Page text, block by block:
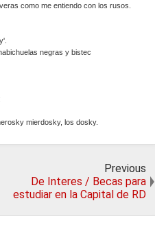
como me entiendo con los rusos.
negras y bistec
mierdosky, los dosky.
Previous
De Interes / Becas para
estudiar en la Capital de RD